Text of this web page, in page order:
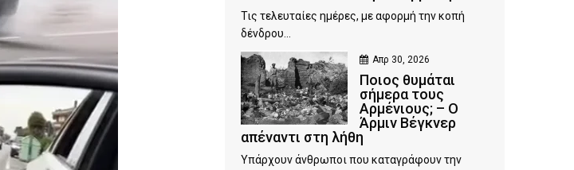
Τις τελευταίες ημέρες, με αφορμή την κοπή
δένδρου...
Απρ 30, 2026
Ποιος θυμάται
σήμερα τους
Αρμένιους; – Ο
Άρμιν Βέγκνερ
απέναντι στη λήθη
Υπάρχουν άνθρωποι που καταγράφουν την